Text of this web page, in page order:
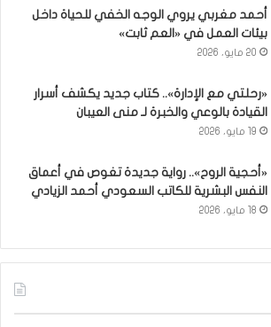
أحمد مغربي يروي الوجه الخفي للحياة داخل
بيئات العمل في «العم ثابت»
20 مايو، 2026
«رحلتي مع الإدارة».. كتاب جديد يكشف أسرار
القيادة بالوعي والخبرة لـ منى العيبان
19 مايو، 2026
«أحجية الروح».. رواية جديدة تغوص في أعماق
النفس البشرية للكاتب السعودي أحمد الزيادي
18 مايو، 2026